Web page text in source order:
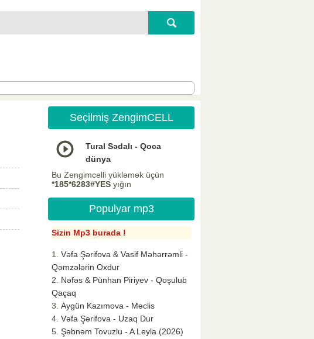
Seçilmiş ZengimCELL
Tural Sədalı - Qoca
dünya
Bu Zengimcelli yükləmək üçün
*185*6283#YES yığın
Populyar mp3
Sizin Mp3 burada !
Vəfa Şərifova & Vasif Məhərrəmli -
Qəmzələrin Oxdur
Nəfəs & Pünhan Piriyev - Qoşulub
Qaçaq
Aygün Kazımova - Məclis
Vəfa Şərifova - Uzaq Dur
Şəbnəm Tovuzlu - A Leyla (2026)